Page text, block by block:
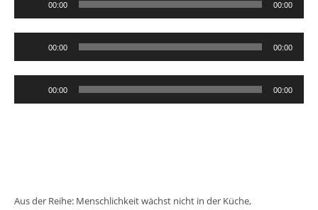
00:00 00:00
00:00 00:00
00:00 00:00
Aus der Reihe: Menschlichkeit wächst nicht in der Küche,